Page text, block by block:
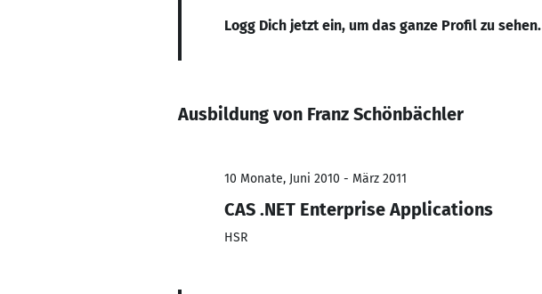
Logg Dich jetzt ein, um das ganze Profil zu sehen.
Ausbildung von Franz Schönbächler
10 Monate, Juni 2010 - März 2011
CAS .NET Enterprise Applications
HSR